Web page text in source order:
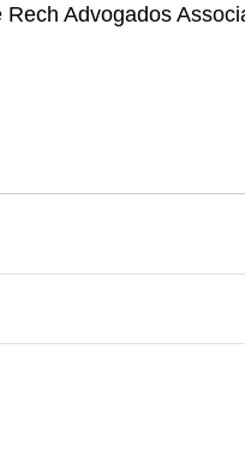
Advogados